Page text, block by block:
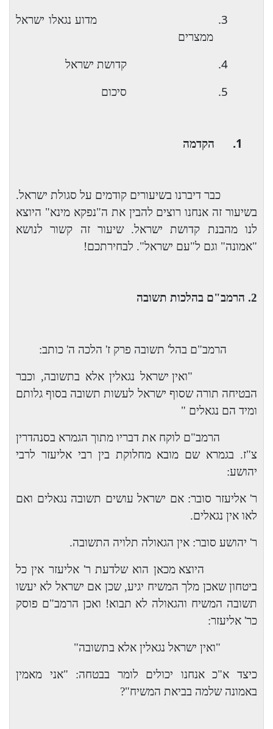
3.
מדוע נגאלו ישראל
ממצרים
4. קדושת ישראל
5. סיכום
1. הקדמה
כבר דיברנו בשיעורים קודמים על סגולת ישראל.
בשיעור זה אנחנו רוצים להבין את ה"נפקא מינא" היוצא
לנו מהבנת קדושת ישראל. שיעור זה קשור לנושא
"אמונה" וגם ל"עם ישראל". לבחירתכם!
2. הרמב"ם בהלכות תשובה
הרמב"ם בהל' תשובה פרק ז' הלכה ה' כותב:
"ואין ישראל נגאלין אלא בתשובה, וכבר
הבטיחה תורה שסוף ישראל לעשות תשובה בסוף גלותם
ומיד הם נגאלים "
הרמב"ם לוקח את דבריו מתוך הגמרא בסנהדרין
צ"ז. בגמרא שם מובא מחלוקת בין רבי אליעזר לרבי
יהושע:
ר' אליעזר סובר: אם ישראל עושים תשובה נגאלים ואם
לאו אין נגאלים.
ר' יהושע סובר: אין הגאולה תלויה התשובה.
היוצא מכאן הוא שלדעת ר' אליעזר אין כל
ביטחון שאכן מלך המשיח יגיע, שכן אם ישראל לא יעשו
תשובה המשיח והגאולה לא תבוא! ואכן הרמב"ם פוסק
כר' אליעזר:
"ואין ישראל נגאלין אלא בתשובה"
כיצד א"כ אנחנו יכולים לומר בבטחה: "אני מאמין
באמונה שלמה בביאת המשיח"?